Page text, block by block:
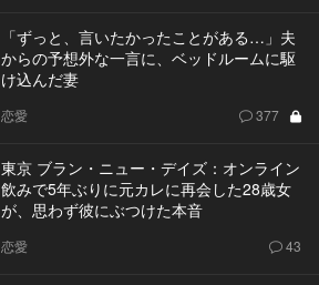
「ずっと、言いたかったことがある…」夫
からの予想外な一言に、ベッドルームに駆
け込んだ妻
恋愛 377
東京 ブラン・ニュー・デイズ：オンライン
飲みで5年ぶりに元カレに再会した28歳女
が、思わず彼にぶつけた本音
恋愛 43